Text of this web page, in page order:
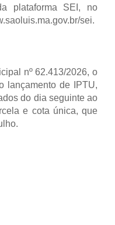
plataforma SEI, no
sei.
nº 62.413/2026, o
lançamento de IPTU,
do dia seguinte ao
e cota única, que